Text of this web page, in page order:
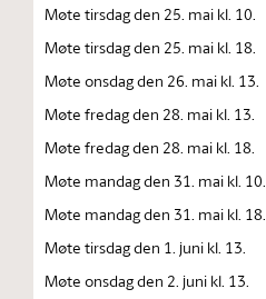
Møte tirsdag den 25. mai kl. 10.
Møte tirsdag den 25. mai kl. 18.
Møte onsdag den 26. mai kl. 13.
Møte fredag den 28. mai kl. 13.
Møte fredag den 28. mai kl. 18.
Møte mandag den 31. mai kl. 10.
Møte mandag den 31. mai kl. 18.
Møte tirsdag den 1. juni kl. 13.
Møte onsdag den 2. juni kl. 13.